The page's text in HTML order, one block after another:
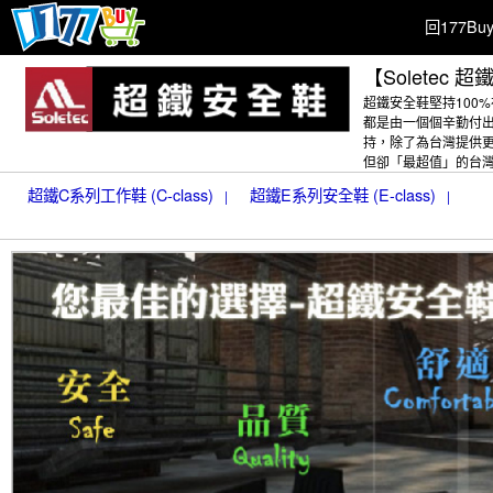
回
【Soletec 超
超鐵安全鞋堅持
都是由一個個辛勤付
持，除了為台灣提供
但卻「最超值」的台
超鐵C系列工作鞋 (C-class) | 超鐵E系列安全鞋 (E-class) |